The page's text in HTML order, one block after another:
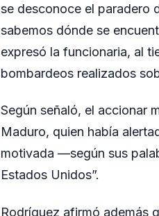
se desconoce el paradero
sabemos dónde se
expresó la funcionaria, al
bombardeos realizados
Según señaló, el accionar
Maduro, quien había
motivada —según sus
Estados Unidos”.
Rodríguez afirmó además